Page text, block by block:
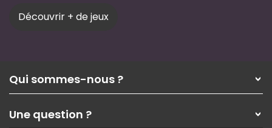
Découvrir + de jeux
Qui sommes-nous ?
Nos services
Une question ?